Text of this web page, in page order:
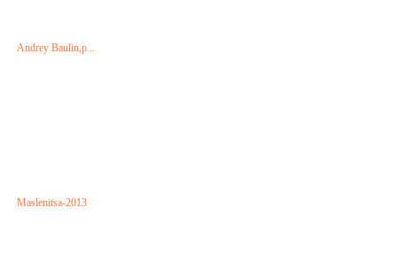
Andrey Baulin,p...
Maslenitsa-2013